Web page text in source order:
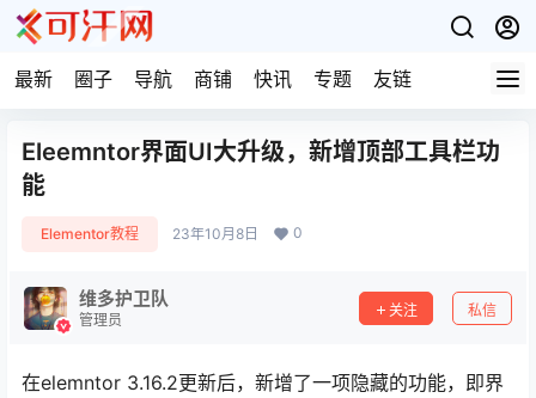
最新 圈子 导航 商铺 快讯 专题 友链
Eleemntor界面UI大升级，新增顶部工具栏功
能
Elementor教程 23年10月8日 0
维多护卫队
管理员
关注 私信
在elemntor 3.16.2更新后，新增了一项隐藏的功能，即界